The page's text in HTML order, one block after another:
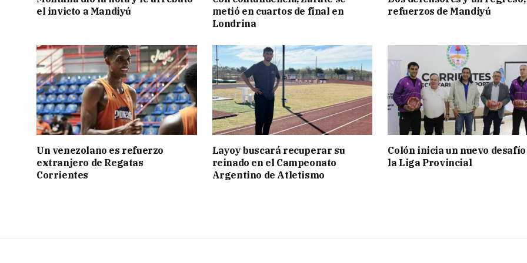
el invicto a Mandiyú
metió en cuartos de final en
Londrina
refuerzos de Mandiyú
Un venezolano es refuerzo
extranjero de Regatas
Corrientes
Layoy buscará recuperar su
reinado en el Campeonato
Argentino de Atletismo
Colón inicia un nuevo
la Liga Provincial